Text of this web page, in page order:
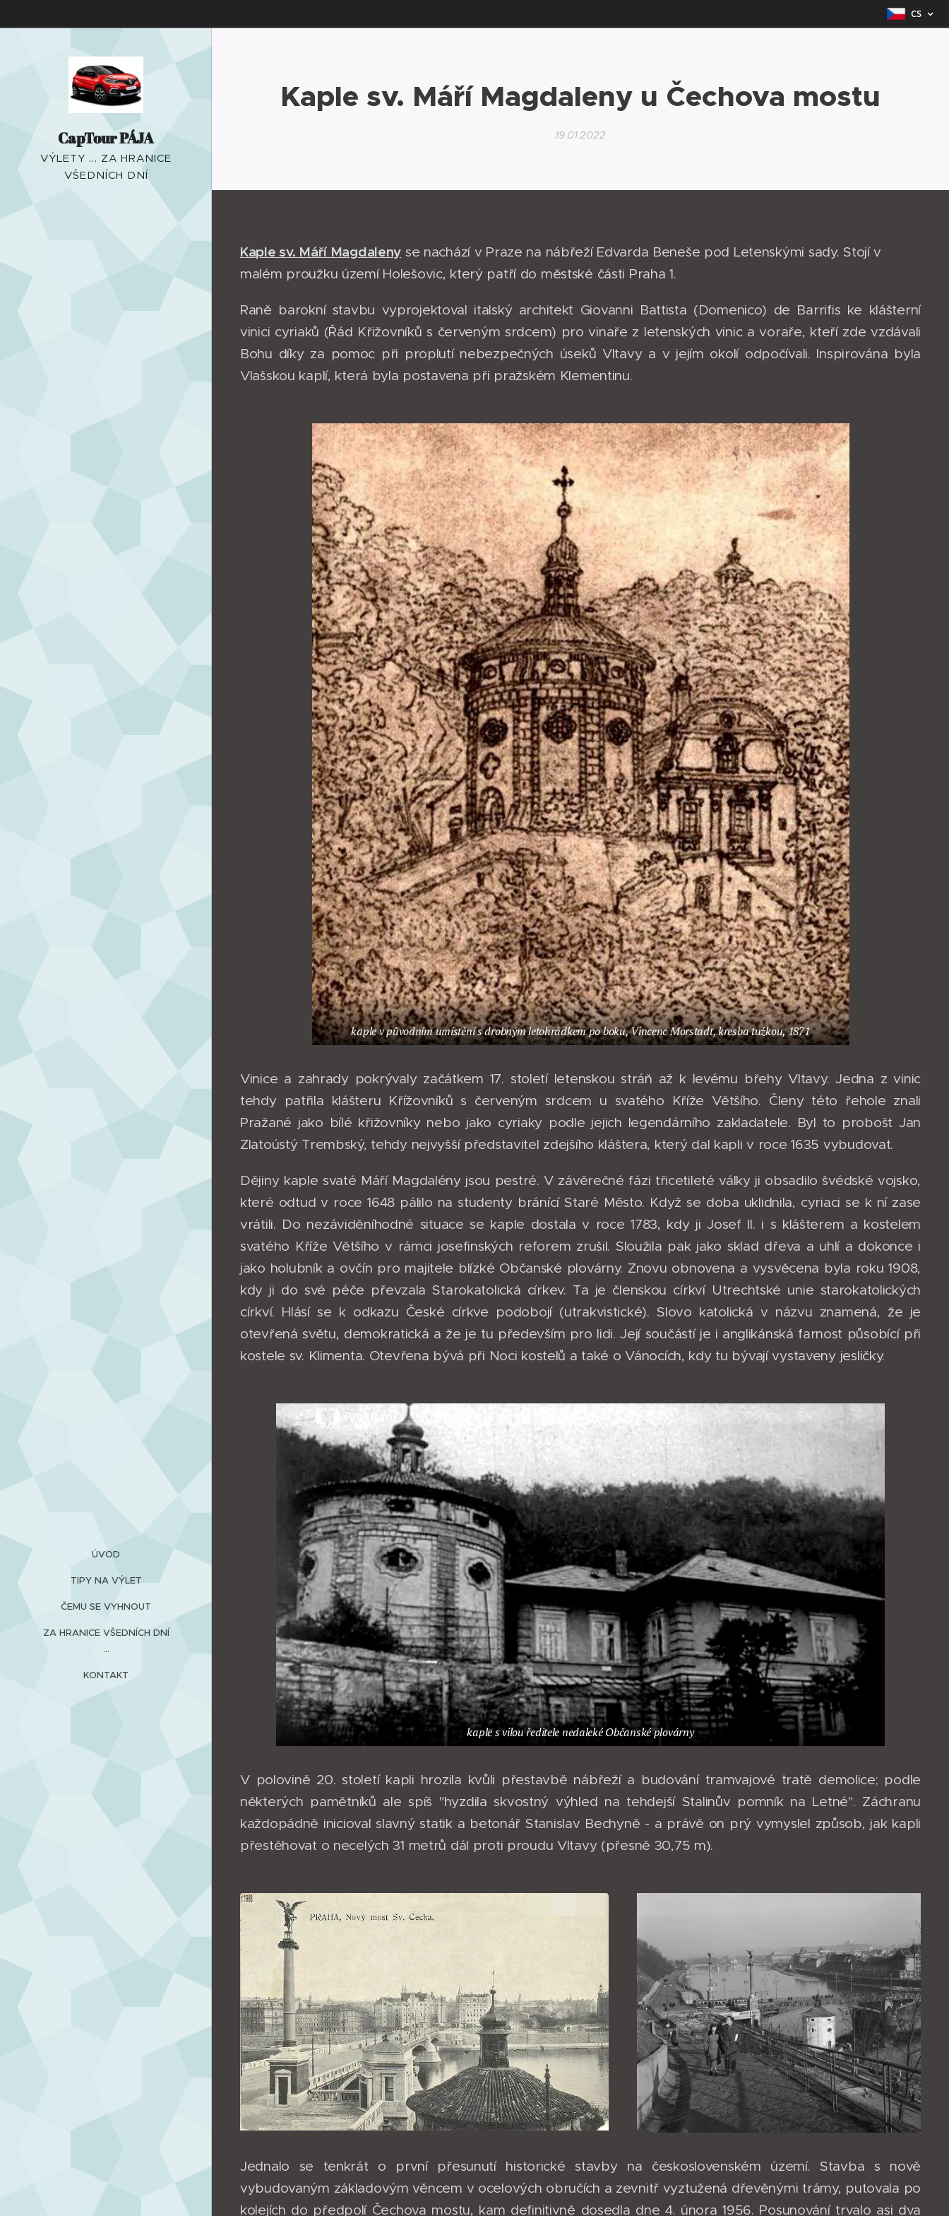
CS
CapTour PÁJA
VÝLETY ... ZA HRANICE
VŠEDNÍCH DNÍ
ÚVOD
TIPY NA VÝLET
ČEMU SE VYHNOUT
ZA HRANICE VŠEDNÍCH DNÍ
...
KONTAKT
Kaple sv. Máří Magdaleny u Čechova mostu
19.01.2022
Kaple sv. Máří Magdaleny se nachází v Praze na nábřeží Edvarda Beneše pod Letenskými sady. Stojí v
malém proužku území Holešovic, který patří do městské části Praha 1.
Raně barokní stavbu vyprojektoval italský architekt Giovanni Battista (Domenico) de Barrifis ke klášterní
vinici cyriaků (Řád Křižovníků s červeným srdcem) pro vinaře z letenských vinic a voraře, kteří zde vzdávali
Bohu díky za pomoc při proplutí nebezpečných úseků Vltavy a v jejím okolí odpočívali. Inspirována byla
Vlašskou kaplí, která byla postavena při pražském Klementinu.
kaple v původním umístění s drobným letohrádkem po boku, Vincenc Morstadt, kresba tužkou, 1871
Vinice a zahrady pokrývaly začátkem 17. století letenskou stráň až k levému břehy Vltavy. Jedna z vinic
tehdy patřila klášteru Křížovníků s červeným srdcem u svatého Kříže Většího. Členy této řehole znali
Pražané jako bílé křižovníky nebo jako cyriaky podle jejich legendárního zakladatele. Byl to probošt Jan
Zlatoústý Trembský, tehdy nejvyšší představitel zdejšího kláštera, který dal kapli v roce 1635 vybudovat.
Dějiny kaple svaté Máří Magdalény jsou pestré. V závěrečné fázi třicetileté války ji obsadilo švédské vojsko,
které odtud v roce 1648 pálilo na studenty bránící Staré Město. Když se doba uklidnila, cyriaci se k ní zase
vrátili. Do nezáviděníhodné situace se kaple dostala v roce 1783, kdy ji Josef II. i s klášterem a kostelem
svatého Kříže Většího v rámci josefinských reforem zrušil. Sloužila pak jako sklad dřeva a uhlí a dokonce i
jako holubník a ovčín pro majitele blízké Občanské plovárny. Znovu obnovena a vysvěcena byla roku 1908,
kdy ji do své péče převzala Starokatolická církev. Ta je členskou církví Utrechtské unie starokatolických
církví. Hlásí se k odkazu České církve podobojí (utrakvistické). Slovo katolická v názvu znamená, že je
otevřená světu, demokratická a že je tu především pro lidi. Její součástí je i anglikánská farnost působící při
kostele sv. Klimenta. Otevřena bývá při Noci kostelů a také o Vánocích, kdy tu bývají vystaveny jesličky.
kaple s vilou ředitele nedaleké Občanské plovárny
V polovině 20. století kapli hrozila kvůli přestavbě nábřeží a budování tramvajové tratě demolice; podle
některých pamětníků ale spíš "hyzdila skvostný výhled na tehdejší Stalinův pomník na Letné". Záchranu
každopádně inicioval slavný statik a betonář Stanislav Bechyně - a právě on prý vymyslel způsob, jak kapli
přestěhovat o necelých 31 metrů dál proti proudu Vltavy (přesně 30,75 m).
Jednalo se tenkrát o první přesunutí historické stavby na československém území. Stavba s nově
vybudovaným základovým věncem v ocelových obručích a zevnitř vyztužená dřevěnými trámy, putovala po
kolejích do předpolí Čechova mostu, kam definitivně dosedla dne 4. února 1956. Posunování trvalo asi dva